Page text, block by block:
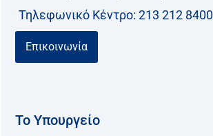
Τηλεφωνικό Kέντρο: 213 212 8400
Επικοινωνία
Το Υπουργείο